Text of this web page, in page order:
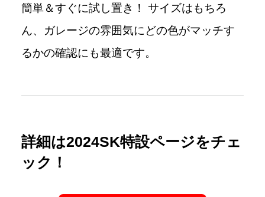
簡単＆すぐに試し置き！ サイズはもちろ
ん、ガレージの雰囲気にどの色がマッチす
るかの確認にも最適です。
詳細は2024SK特設ページをチェ
ック！